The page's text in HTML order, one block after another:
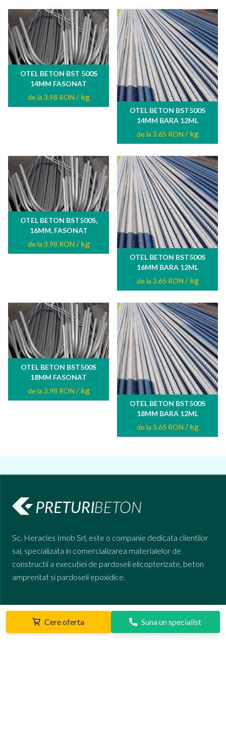
OTEL BETON BST 500S
14MM FASONAT
de la 3.98 RON / kg
OTEL BETON BST500S
14MM BARA 12ML
de la 3.65 RON / kg
OTEL BETON BST500S,
16MM, FASONAT
de la 3.98 RON / kg
OTEL BETON BST500S
16MM BARA 12ML
de la 3.65 RON / kg
OTEL BETON BST500S
18MM FASONAT
de la 3.98 RON / kg
OTEL BETON BST500S
18MM BARA 12ML
de la 3.65 RON / kg
Cere oferta Suna un specialist
Sc. Heracles Imob Srl, este o companie dedicata clientilor
sai, specializata in comercializarea materialelor de
constructii a executiei de pardoseli elicopterizate, beton
amprentat si pardoseli epoxidice.
STIRI